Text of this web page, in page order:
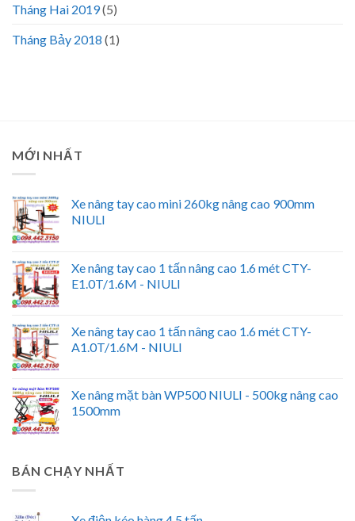
Tháng Hai 2019(5)
Tháng Bảy 2018 (1)
MỚI NHẤT
Xe nâng tay cao mini 260kg nâng cao 900mm
NIULI
Xe nâng tay cao 1 tấn nâng cao 1.6 mét CTY-
E1.0T/1.6M - NIULI
Xe nâng tay cao 1 tấn nâng cao 1.6 mét CTY-
A1.0T/1.6M - NIULI
Xe nâng mặt bàn WP500 NIULI - 500kg nâng cao
1500mm
BÁN CHẠY NHẤT